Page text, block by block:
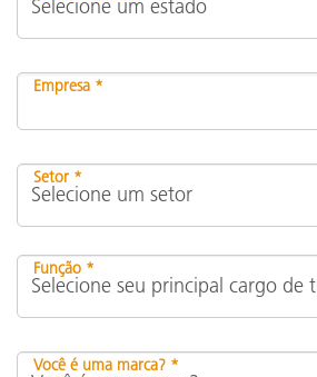
Empresa *
Setor *
Função *
Você é uma marca? *